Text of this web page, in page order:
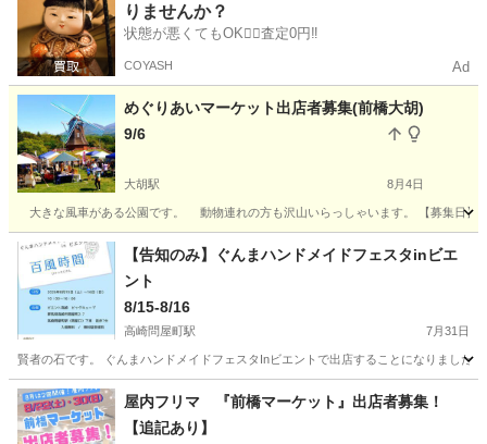
りませんか？
状態が悪くてもOK🙆‍♀️査定0円‼️
COYASH Ad
めぐりあいマーケット出店者募集(前橋大胡)
9/6
大胡駅 8月4日
大きな風車がある公園です。 動物連れの方も沢山いらっしゃいます。 【募集
群馬 前橋市 大胡駅 フリーマーケット 道の駅
【告知のみ】ぐんまハンドメイドフェスタinビエ
ント
8/15-8/16
高崎問屋町駅 7月31日
賢者の石です。 ぐんまハンドメイドフェスタInビエントで出店することになりました
群馬 高崎市 高崎問屋町駅 フリーマーケット
屋内フリマ 『前橋マーケット』出店者募集！
【追記あり】